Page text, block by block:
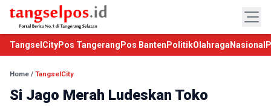
TangselCityPos Tangerang Pos Banten PolitikOlahraga Nasional
Home / TangselCity
Si Jago Merah Ludeskan Toko